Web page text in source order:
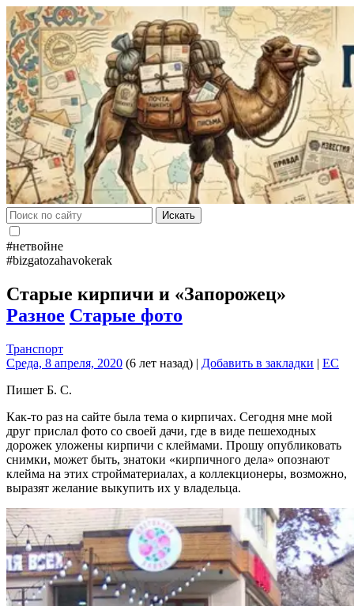
Искать
#нетвойне
#bizgatozahavokerak
Старые кирпичи и «Запорожец»
Разное Старые фото
Транспорт
Среда, 8 апреля, 2020 (6 лет назад) | Добавить в закладки | EC
Пишет Б. С.
Как-то раз на сайте была тема о кирпичах. Сегодня мне мой
друг прислал фото со своей дачи, где в виде пешеходных
дорожек уложены кирпичи с клеймами. Прошу опубликовать
снимки, может быть, знатоки «кирпичного дела» опознают
клейма на этих стройматериалах, а коллекционеры, возможно,
выразят желание выкупить их у владельца.